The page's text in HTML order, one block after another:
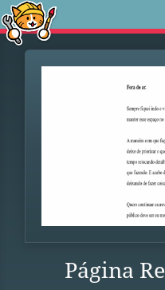
Página